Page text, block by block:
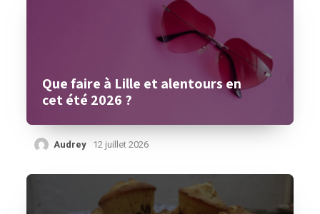
Que faire à Lille et alentours en
cet été 2026 ?
Audrey 12 juillet 2026